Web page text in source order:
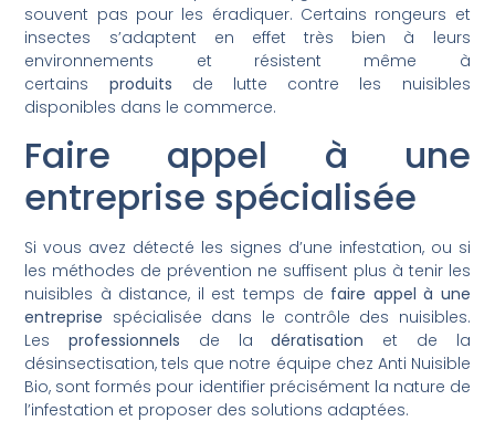
souvent pas pour les éradiquer. Certains rongeurs et
insectes s’adaptent en effet très bien à leurs
environnements et résistent même à
certains produits de lutte contre les nuisibles
disponibles dans le commerce.
Faire appel à une
entreprise spécialisée
Si vous avez détecté les signes d’une infestation, ou si
les méthodes de prévention ne suffisent plus à tenir les
nuisibles à distance, il est temps de faire appel à une
entreprise spécialisée dans le contrôle des nuisibles.
Lesprofessionnels de ladératisation et de la
désinsectisation, tels que notre équipe chez Anti Nuisible
Bio, sont formés pour identifier précisément la nature de
l’infestation et proposer des solutions adaptées.